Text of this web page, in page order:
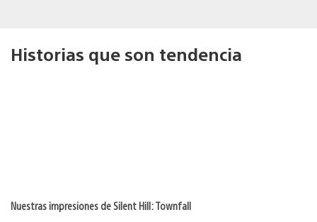
Historias que son tendencia
Nuestras impresiones de Silent Hill: Townfall